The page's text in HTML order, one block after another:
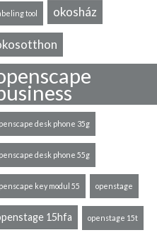
tool okosház
desk phone 35g
desk phone 55g
key modul 55 openstage
15hfa openstage 15t